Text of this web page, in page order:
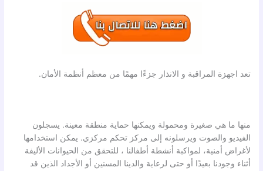
تعد اجهزة المراقبة و الانذار جزءًا مهمًا من معظم أنظمة الأمان.
منها ما هي صغيرة ومحمولة ويمكنها حماية منطقة معينة. يسجلون
الفيديو والصوت ويرسلونه إلى مركز تحكم مركزي. يمكن استخدامها
لأغراض أمنية، لمواكبة أنشطة أطفالنا ، للتحقق من الحيوانات الأليفة
أثناء وجودنا بعيدًا أو حتى لرعاية والدينا المسنين أو الأجداد الذين قد